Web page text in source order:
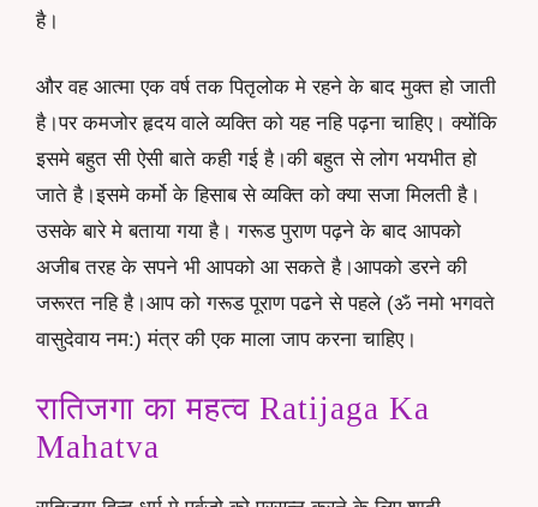
है।
और वह आत्मा एक वर्ष तक पितृलोक मे रहने के बाद मुक्त हो जाती
है।पर कमजोर हृदय वाले व्यक्ति को यह नहि पढ़ना चाहिए। क्योंकि
इसमे बहुत सी ऐसी बाते कही गई है।की बहुत से लोग भयभीत हो
जाते है।इसमे कर्मो के हिसाब से व्यक्ति को क्या सजा मिलती है।
उसके बारे मे बताया गया है। गरूड पुराण पढ़ने के बाद आपको
अजीब तरह के सपने भी आपको आ सकते है।आपको डरने की
जरूरत नहि है।आप को गरूड पूराण पढने से पहले (ॐ नमो भगवते
वासुदेवाय नम:) मंत्र की एक माला जाप करना चाहिए।
रातिजगा का महत्व Ratijaga Ka
Mahatva